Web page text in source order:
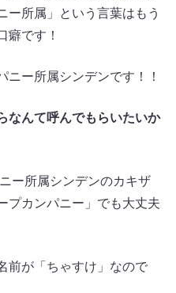
ー所属」という言葉はもう
癖です！
ー所属シンデンです！！
んて呼んでもらいたいか
ー所属シンデンのカキザ
カンパニー」でも大丈夫
前が「ちゃすけ」なので